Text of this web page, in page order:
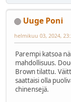
Uuge Poni
helmikuu 03, 2024,
Parempi katsoa
mahdollisuus.
Brown tilattu.
saattaisi olla
chinensejä.